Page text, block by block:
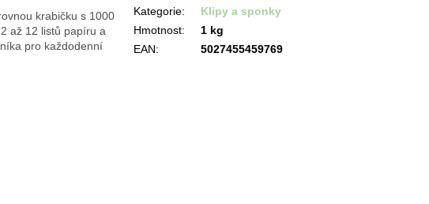
krabičku s 1000
až 12 listů papíru a
pro každodenní
Kategorie:
Klipy a sponky
Hmotnost:
1 kg
EAN: 5027455459769